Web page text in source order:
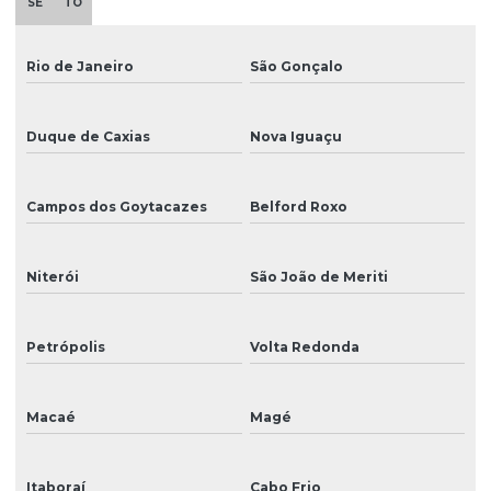
Impressão em vinil eco solvente
Impressora chinesa
Impressora digital solvente
Impressora eco solvente
Rio de Janeiro São Gonçalo
Duque de Caxias Nova Iguaçu
Campos dos Goytacazes Belford Roxo
Niterói São João de Meriti
Petrópolis Volta Redonda
Macaé Magé
Itaboraí Cabo Frio